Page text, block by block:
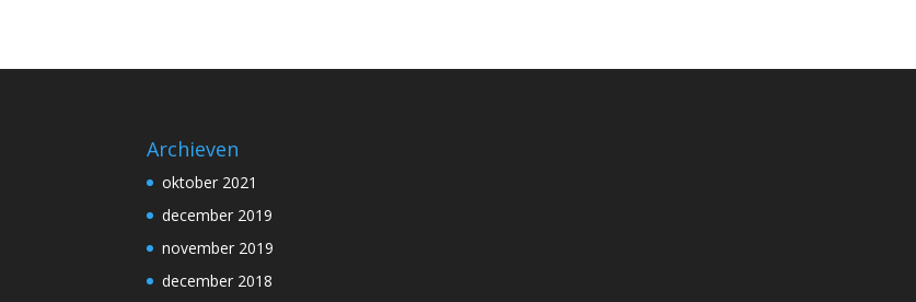
Archieven
oktober 2021
december 2019
november 2019
december 2018